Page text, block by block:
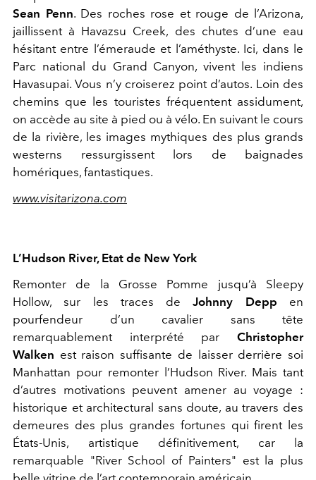
Sean Penn. Des roches rose et rouge de l’Arizona,
jaillissent à Havazsu Creek, des chutes d’une eau
hésitant entre l’émeraude et l’améthyste. Ici, dans le
Parc national du Grand Canyon, vivent les indiens
Havasupai. Vous n’y croiserez point d’autos. Loin des
chemins que les touristes fréquentent assidument,
on accède au site à pied ou à vélo. En suivant le cours
de la rivière, les images mythiques des plus grands
westerns ressurgissent lors de baignades
homériques, fantastiques.
www.visitarizona.com
L’Hudson River, Etat de New York
Remonter de la Grosse Pomme jusqu’à Sleepy
Hollow, sur les traces deJohnny Depp en
pourfendeur d’un cavalier sans tête
remarquablement interprété par Christopher
Walken est raison suffisante de laisser derrière soi
Manhattan pour remonter l’Hudson River. Mais tant
d’autres motivations peuvent amener au voyage :
historique et architectural sans doute, au travers des
demeures des plus grandes fortunes qui firent les
États-Unis, artistique définitivement, car la
remarquable "River School of Painters" est la plus